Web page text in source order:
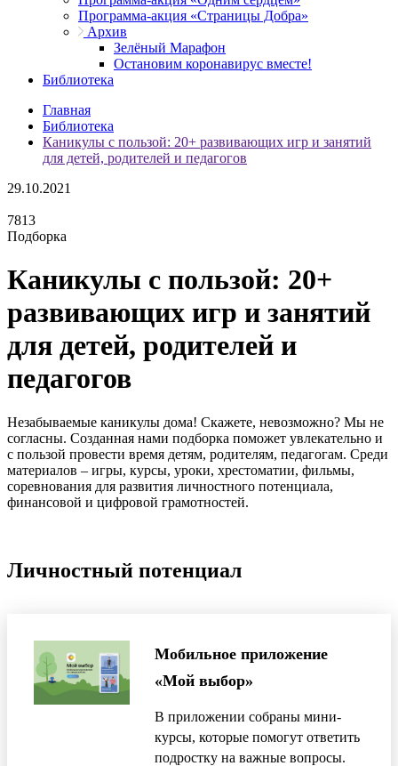
Программа-акция «Страницы Добра»
Архив
Зелёный Марафон
Остановим коронавирус вместе!
Библиотека
Главная
Библиотека
Каникулы с пользой: 20+ развивающих игр и занятий
для детей, родителей и педагогов
29.10.2021
7813
Подборка
Каникулы с пользой: 20+
развивающих игр и занятий
для детей, родителей и
педагогов
Незабываемые каникулы дома! Скажете, невозможно? Мы не
согласны. Созданная нами подборка поможет увлекательно и
с пользой провести время детям, родителям, педагогам. Среди
материалов – игры, курсы, уроки, хрестоматии, фильмы,
соревнования для развития личностного потенциала,
финансовой и цифровой грамотностей.
Личностный потенциал
Мобильное приложение
«Мой выбор»
В приложении собраны мини-
курсы, которые помогут ответить
подростку на важные вопросы.